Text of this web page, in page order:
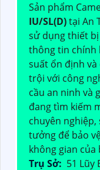
Sản phẩm
IU/SL(D)tại An
sử dụng thiết
thông tin chính
suất ổn định
trội với công
cầu an ninh và
đang tìm kiếm
chuyên
tưởng để bảo
không gian của
Trụ Sở: 51 Lũy